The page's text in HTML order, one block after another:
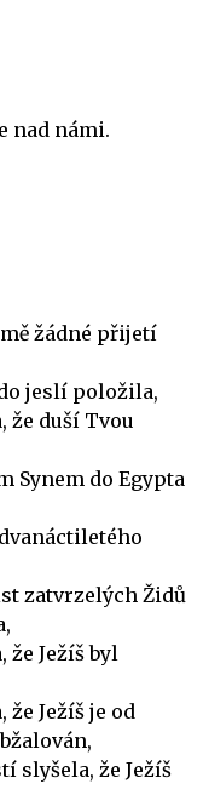
nad námi.
žádné přijetí
jeslí položila,
že duší Tvou
Synem do Egypta
zatvrzelých Židů
Ježíš byl
Ježíš je od
slyšela, že Ježíš